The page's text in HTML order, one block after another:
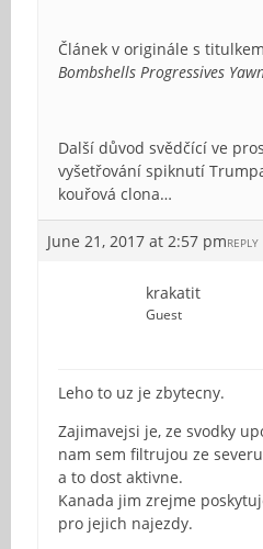
Článek v originále s titulkem
Bombshells Progressives
Další důvod svědčící ve
vyšetřování spiknutí
kouřová clona…
June 21, 2017 at 2:57 pmREPLY
krakatit
Guest
Leho to uz je zbytecny.
Zajimavejsi je, ze svodky
nam sem filtrujou ze
a to dost aktivne.
Kanada jim zrejme
pro jejich najezdy.